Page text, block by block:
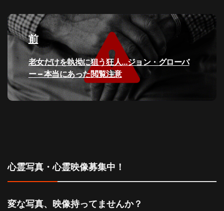
投
稿
ナ
ビ
ゲ
ョ
ン
前
過
去
の
投
老女だけを執拗に狙う狂人…ジョン・グローバ
ー – 本当にあった閲覧注意
心霊写真・心霊映像募集中！
変な写真、映像持ってませんか？